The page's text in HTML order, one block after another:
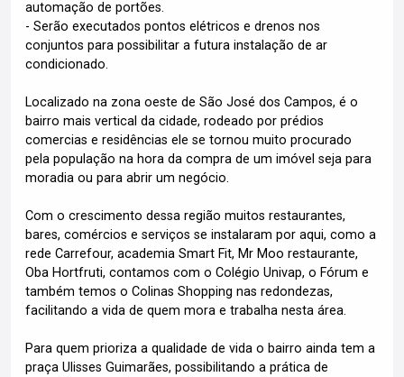
automação de portões.
- Serão executados pontos elétricos e drenos nos
conjuntos para possibilitar a futura instalação de ar
condicionado.
Localizado na zona oeste de São José dos Campos, é o
bairro mais vertical da cidade, rodeado por prédios
comercias e residências ele se tornou muito procurado
pela população na hora da compra de um imóvel seja para
moradia ou para abrir um negócio.
Com o crescimento dessa região muitos restaurantes,
bares, comércios e serviços se instalaram por aqui, como a
rede Carrefour, academia Smart Fit, Mr Moo restaurante,
Oba Hortfruti, contamos com o Colégio Univap, o Fórum e
também temos o Colinas Shopping nas redondezas,
facilitando a vida de quem mora e trabalha nesta área.
Para quem prioriza a qualidade de vida o bairro ainda tem a
praça Ulisses Guimarães, possibilitando a prática de